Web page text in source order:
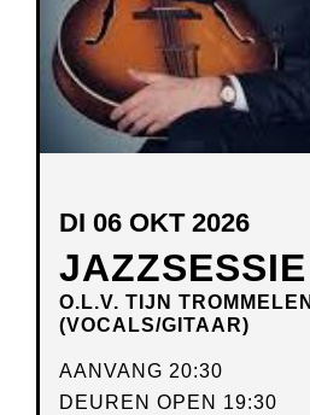
JAZZSESSIE
O.L.V. TIJN TROMMELEN
(VOCALS/GITAAR)
DI 06 OKT 2026
AANVANG 20:30
DEUREN OPEN 19:30